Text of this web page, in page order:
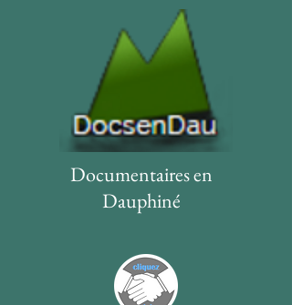
Documentaires en
Dauphiné